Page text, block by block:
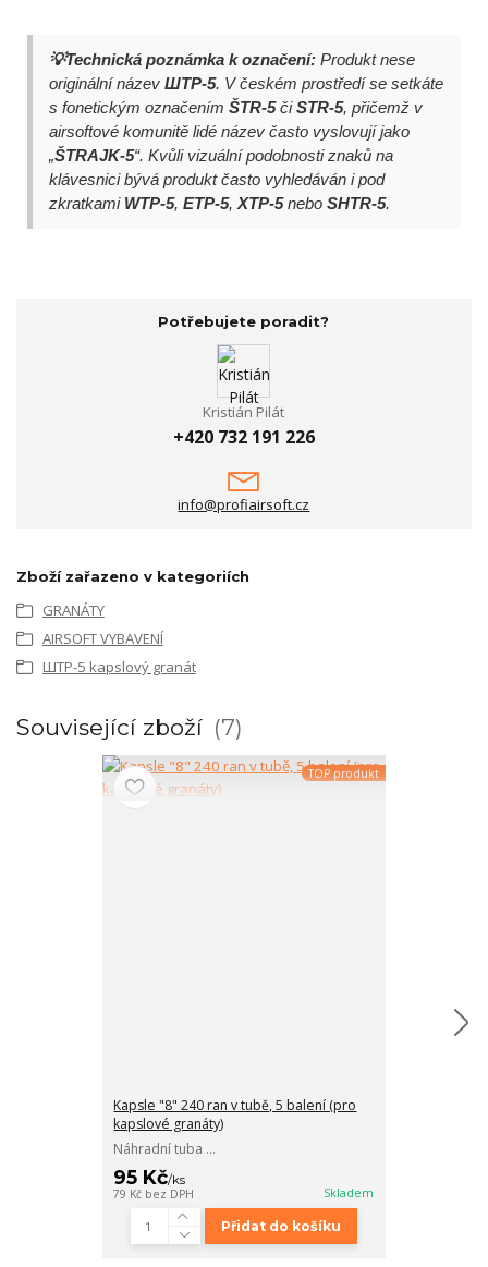
💡Technická poznámka k označení: Produkt nese
originální název ШТР-5. V českém prostředí se setkáte
s fonetickým označením ŠTR-5čiSTR-5, přičemž v
airsoftové komunitě lidé název často vyslovují jako
„ŠTRAJK-5“. Kvůli vizuální podobnosti znaků na
klávesnici bývá produkt často vyhledáván i pod
zkratkami WTP-5, ETP-5, XTP-5nebo SHTR-5.
Potřebujete poradit?
Kristián Pilát
+420 732 191 226
info@profiairsoft.cz
Zboží zařazeno v kategoriích
GRANÁTY
AIRSOFT VYBAVENÍ
ШТР-5 kapslový granát
Související zboží 7
TOP produkt
Kapsle "8" 240 ran v tubě, 5 balení (pro
kapslové granáty)
Náhradní tuba ...
95 Kč/ks
79 Kč bez DPH Skladem
Přidat do košíku